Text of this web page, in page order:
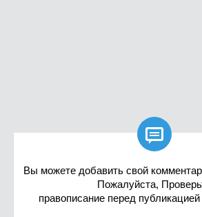

Вы можете добавить свой
Пожалуйста,
правописание перед